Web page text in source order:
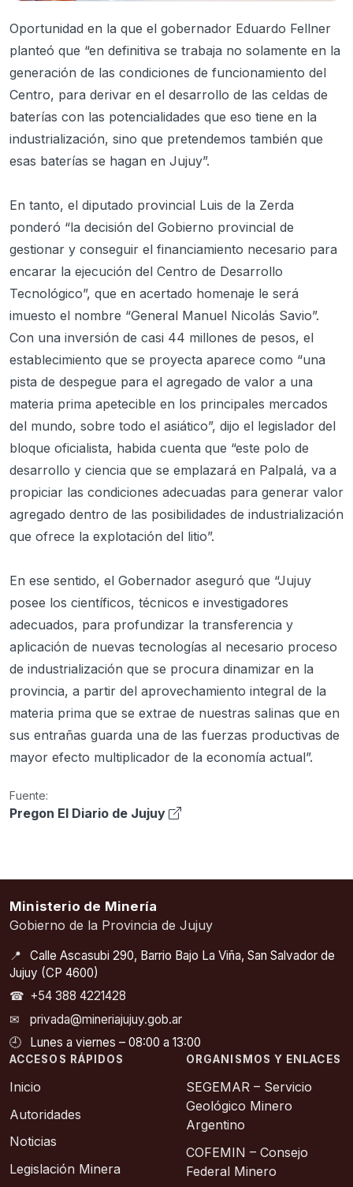
Oportunidad en la que el gobernador Eduardo Fellner
planteó que “en definitiva se trabaja no solamente en la
generación de las condiciones de funcionamiento del
Centro, para derivar en el desarrollo de las celdas de
baterías con las potencialidades que eso tiene en la
industrialización, sino que pretendemos también que
esas baterías se hagan en Jujuy”.
En tanto, el diputado provincial Luis de la Zerda
ponderó “la decisión del Gobierno provincial de
gestionar y conseguir el financiamiento necesario para
encarar la ejecución del Centro de Desarrollo
Tecnológico”, que en acertado homenaje le será
imuesto el nombre “General Manuel Nicolás Savio”.
Con una inversión de casi 44 millones de pesos, el
establecimiento que se proyecta aparece como “una
pista de despegue para el agregado de valor a una
materia prima apetecible en los principales mercados
del mundo, sobre todo el asiático”, dijo el legislador del
bloque oficialista, habida cuenta que “este polo de
desarrollo y ciencia que se emplazará en Palpalá, va a
propiciar las condiciones adecuadas para generar valor
agregado dentro de las posibilidades de industrialización
que ofrece la explotación del litio”.
En ese sentido, el Gobernador aseguró que “Jujuy
posee los científicos, técnicos e investigadores
adecuados, para profundizar la transferencia y
aplicación de nuevas tecnologías al necesario proceso
de industrialización que se procura dinamizar en la
provincia, a partir del aprovechamiento integral de la
materia prima que se extrae de nuestras salinas que en
sus entrañas guarda una de las fuerzas productivas de
mayor efecto multiplicador de la economía actual”.
Fuente:
Pregon El Diario de Jujuy
Ministerio de Minería
Gobierno de la Provincia de Jujuy
📍
Calle Ascasubi 290, Barrio Bajo La Viña, San Salvador de
Jujuy (CP 4600)
☎ +54 388 4221428
✉
privada@mineriajujuy.gob.ar
🕘
Lunes a viernes – 08:00 a 13:00
ACCESOS RÁPIDOS
Inicio
Autoridades
Noticias
Legislación Minera
ORGANISMOS Y ENLACES
SEGEMAR – Servicio
Geológico Minero
Argentino
COFEMIN – Consejo
Federal Minero